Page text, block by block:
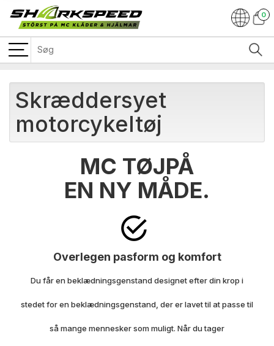
0
Skræddersyet
motorcykeltøj
MC TØJPÅ
EN NY MÅDE.
Overlegen pasform og komfort
Du får en beklædningsgenstand designet efter din krop i
stedet for en beklædningsgenstand, der er lavet til at passe til
så mange mennesker som muligt. Når du tager